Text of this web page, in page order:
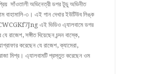
সাঁওতালী অভিনেত্রী ডগর টুডু অভিনীত
বাহামালি-৩। এই গান দেখার ইউটিউব লিঙ্ক
এই ভিডিও এ্যালবামে ডগর
রাজেশ, সঙ্গীত দিয়েছেন চন্দন বাস্কে,
করেছেন যে রাজেশ, ক্যামেরা,
রাজা মিশ্র। এ্যালবামটি প্রস্তুত করেছেন ওম